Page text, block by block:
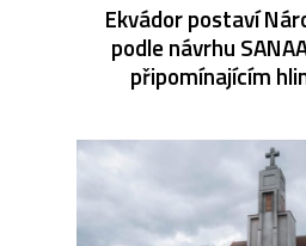
Ekvádor postaví
podle návrhu
připomínajícím